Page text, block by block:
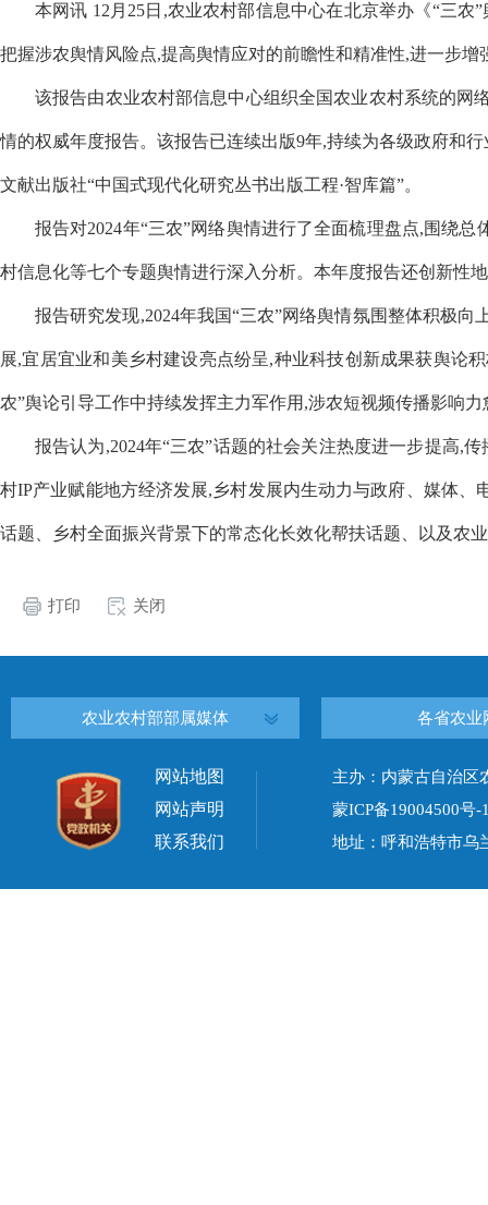
本网讯 12月25日,农业农村部信息中心在北京举办《“三
把握涉农舆情风险点,提高舆情应对的前瞻性和精准性,进一步增
该报告由农业农村部信息中心组织全国农业农村系统的网
情的权威年度报告。该报告已连续出版9年,持续为各级政府和
文献出版社“中国式现代化研究丛书出版工程·智库篇”。
报告对2024年“三农”网络舆情进行了全面梳理盘点,围绕
村信息化等七个专题舆情进行深入分析。本年度报告还创新
报告研究发现,2024年我国“三农”网络舆情氛围整体积极
展,宜居宜业和美乡村建设亮点纷呈,种业科技创新成果获舆论
农”舆论引导工作中持续发挥主力军作用,涉农短视频传播影响力
报告认为,2024年“三农”话题的社会关注热度进一步提高,
村IP产业赋能地方经济发展,乡村发展内生动力与政府、媒体
话题、乡村全面振兴背景下的常态化长效化帮扶话题、以及农
打印 关闭
农业农村部部属媒体 各省农业
网站地图
网站声明
联系我们
主办：内蒙古自治
蒙ICP备19004500号-
地址：呼和浩特市